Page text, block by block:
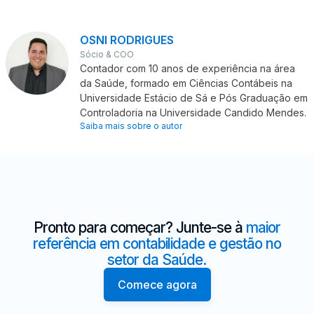
OSNI RODRIGUES
Sócio & COO
Contador com 10 anos de experiência na área
da Saúde, formado em Ciências Contábeis na
Universidade Estácio de Sá e Pós Graduação em
Controladoria na Universidade Candido Mendes.
Saiba mais sobre o autor
Pronto para começar? Junte-se à maior
referência em contabilidade e gestão no
setor da Saúde.
Comece agora